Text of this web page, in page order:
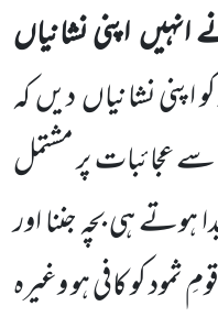
انہیںاپنی نشانیاں
اپنی نشانیاںدیںکہ
سے عجائبات پر مشتمل
ہوتے ہی بچہ جننا اور
کو کافی ہو وغیرہ